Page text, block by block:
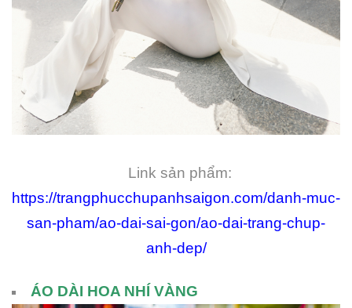
Link sản phẩm:
https://trangphucchupanhsaigon.com/danh-muc-
san-pham/ao-dai-sai-gon/ao-dai-trang-chup-
anh-dep/
ÁO DÀI HOA NHÍ VÀNG